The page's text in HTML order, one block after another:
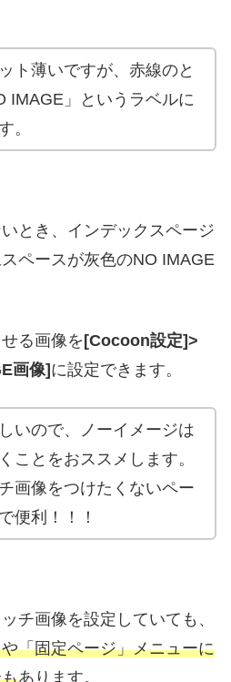
ト薄いですが、赤線のと
IMAGE」というラベルに
。
とき、インデックスページ
ペースが灰色のNO IMAGE
る画像を [Cocoon設定]>
画像] に設定できます。
いので、ノーイメージは
ことをおススメします。
画像をつけたくないペー
便利！！！
チ画像を設定していても、
「固定ページ」メニューに
あります。